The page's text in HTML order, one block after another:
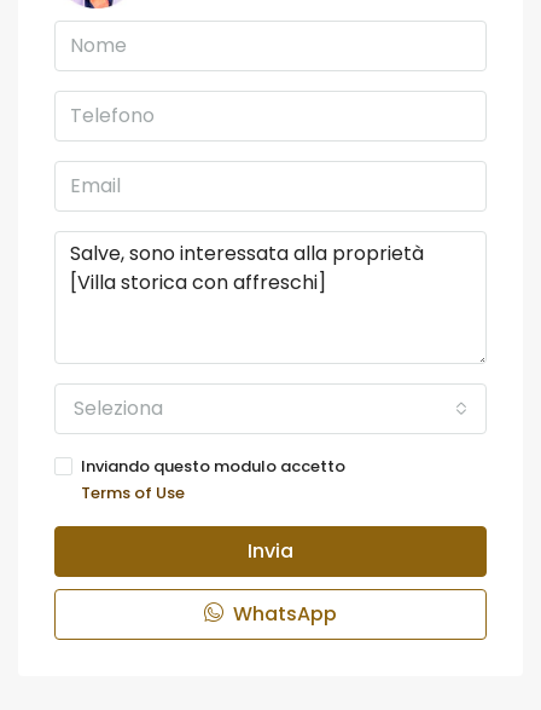
Seleziona
Inviando questo modulo accetto
Terms of Use
Invia
WhatsApp